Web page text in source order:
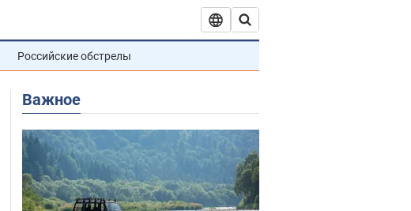
Российские обстрелы
Важное